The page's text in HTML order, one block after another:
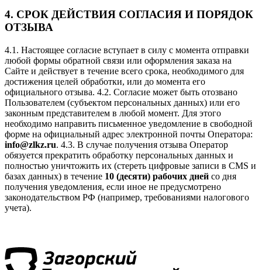
4. СРОК ДЕЙСТВИЯ СОГЛАСИЯ И ПОРЯДОК
ОТЗЫВА
4.1. Настоящее согласие вступает в силу с момента отправки
любой формы обратной связи или оформления заказа на
Сайте и действует в течение всего срока, необходимого для
достижения целей обработки, или до момента его
официального отзыва. 4.2. Согласие может быть отозвано
Пользователем (субъектом персональных данных) или его
законным представителем в любой момент. Для этого
необходимо направить письменное уведомление в свободной
форме на официальный адрес электронной почты Оператора:
info@zlkz.ru. 4.3. В случае получения отзыва Оператор
обязуется прекратить обработку персональных данных и
полностью уничтожить их (стереть цифровые записи в CMS и
базах данных) в течение 10 (десяти) рабочих дней со дня
получения уведомления, если иное не предусмотрено
законодательством РФ (например, требованиями налогового
учета).